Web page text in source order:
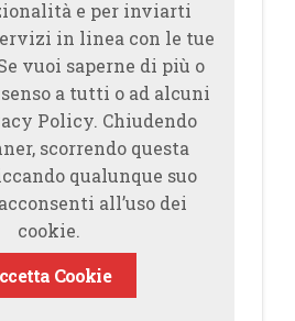
e per inviarti
in linea con le tue
vuoi saperne di più o
a tutti o ad alcuni
Policy. Chiudendo
scorrendo questa
qualunque suo
all’uso dei
cookie.
Cookie